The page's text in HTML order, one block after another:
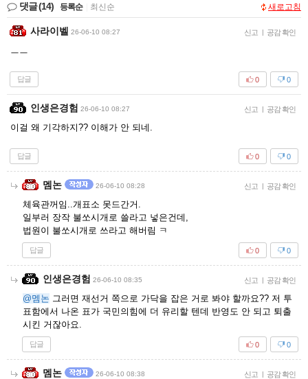
댓글(14) 등록순 최신순 새로고침
사라이벨 26-06-10 08:27 신고 | 공감 확인
ㅡㅡ
답글 0
0
인생은경험 26-06-10 08:27 신고 | 공감 확인
이걸 왜 기각하지?? 이해가 안 되네.
답글 0
0
멤논 26-06-10 08:28 신고 | 공감 확인
체육관꺼임..개표소 못드간거.
일부러 장작 불쏘시개로 쓸라고 넣은건데,
법원이 불쏘시개로 쓰라고 해버림 ㅋ
답글 0
0
인생은경험 26-06-10 08:35 신고 | 공감 확인
@멤논 그러면 재선거 쪽으로 가닥을 잡은 거로 봐야 할까요?? 저 투
표함에서 나온 표가 국민의힘에 더 유리할 텐데 반영도 안 되고 퇴출
시킨 거잖아요.
답글 0
0
멤논 26-06-10 08:38 신고 | 공감 확인